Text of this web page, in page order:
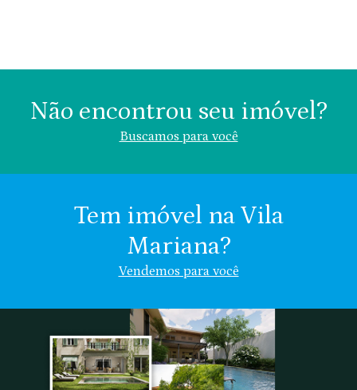
Não encontrou seu imóvel?
Buscamos para você
Valor (R$)
Vila Mariana
Chácara Klabin
Chácara
Inglesa
Vila
Clementino
Indiferente
Tem imóvel na Vila
Mariana?
Vendemos para você
Nome